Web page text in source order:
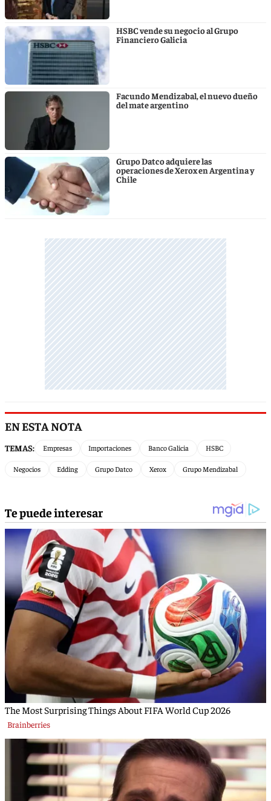
HSBC vende su negocio al Grupo
Financiero Galicia
Facundo Mendizabal, el nuevo dueño
del mate argentino
Grupo Datco adquiere las
operaciones de Xerox en Argentina y
Chile
EN ESTA NOTA
TEMAS: Empresas Importaciones Banco Galicia HSBC
Negocios Edding Grupo Datco Xerox Grupo Mendizabal